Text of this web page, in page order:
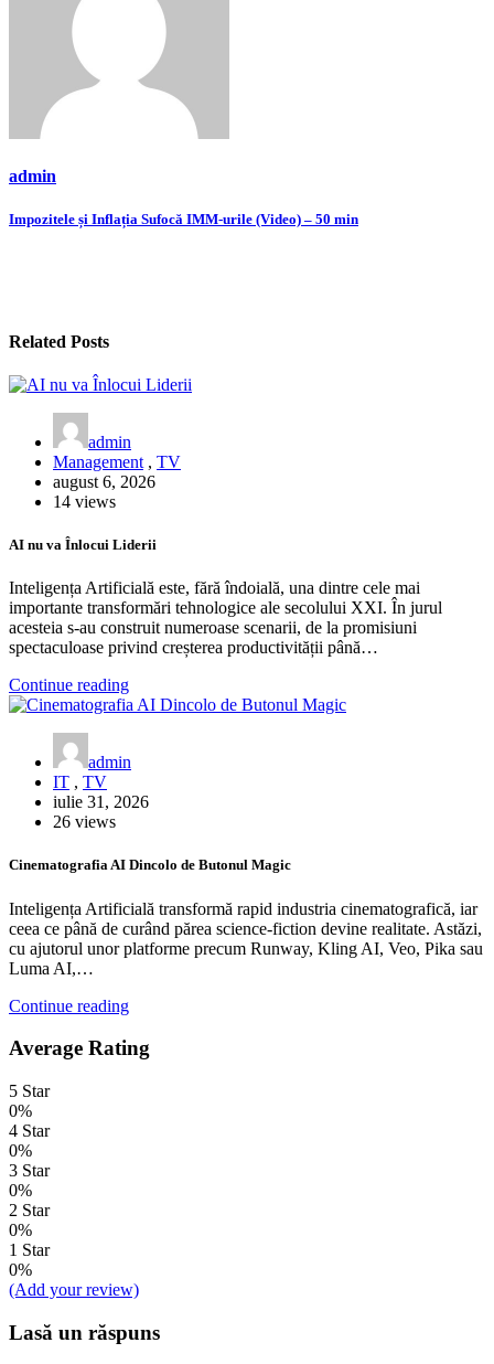
admin
Navigare
Impozitele și Inflația Sufocă IMM-urile (Video) – 50 min
Related Posts
admin
Management , TV
august 6, 2026
14 views
AI nu va Înlocui Liderii
Inteligența Artificială este, fără îndoială, una dintre cele mai
importante transformări tehnologice ale secolului XXI. În jurul
acesteia s-au construit numeroase scenarii, de la promisiuni
spectaculoase privind creșterea productivității până…
Continue reading
admin
IT , TV
iulie 31, 2026
26 views
Cinematografia AI Dincolo de Butonul Magic
Inteligența Artificială transformă rapid industria cinematografică, iar
ceea ce până de curând părea science-fiction devine realitate. Astăzi,
cu ajutorul unor platforme precum Runway, Kling AI, Veo, Pika sau
Luma AI,…
Continue reading
Average Rating
5 Star
0%
4 Star
0%
3 Star
0%
2 Star
0%
1 Star
0%
(Add your review)
Lasă un răspuns